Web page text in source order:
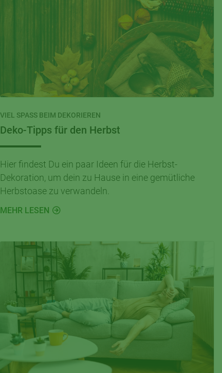
VIEL SPASS BEIM DEKORIEREN
Deko-Tipps für den Herbst
Hier findest Du ein paar Ideen für die Herbst-
Dekoration, um dein zu Hause in eine gemütliche
Herbstoase zu verwandeln.
MEHR LESEN